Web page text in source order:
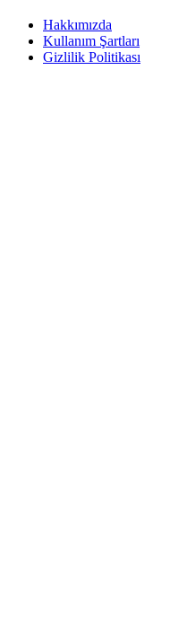
Hakkımızda
Kullanım Şartları
Gizlilik Politikası